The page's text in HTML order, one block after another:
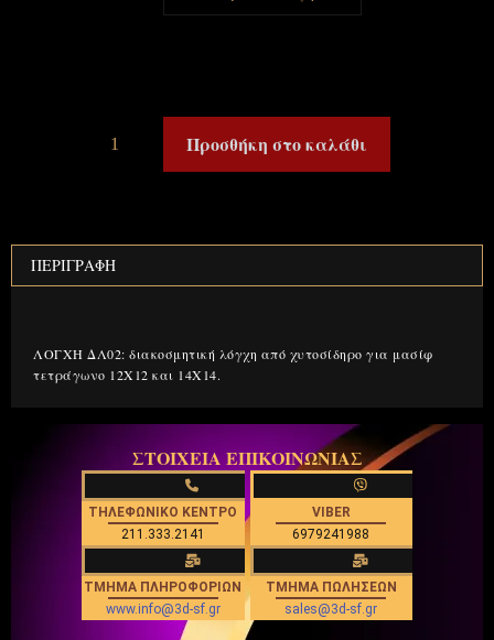
Προσθήκη στο καλάθι
ΠΕΡΙΓΡΑΦΉ
ΛΟΓΧΗ ΔΛ02: διακοσμητική λόγχη από χυτοσίδηρο για μασίφ
τετράγωνο 12Χ12 και 14Χ14.
ΣΤΟΙΧΕΙΑ ΕΠΙΚΟΙΝΩΝΙΑΣ
ΤΗΛΕΦΩΝΙΚΟ ΚΕΝΤΡΟ
211.333.2141
VIBER
6979241988
ΤΜΗΜΑ ΠΛΗΡΟΦΟΡΙΩΝ
www.info@3d-sf.gr
ΤΜΗΜΑ ΠΩΛΗΣΕΩΝ
sales@3d-sf.gr